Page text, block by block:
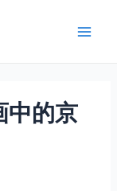
中的京